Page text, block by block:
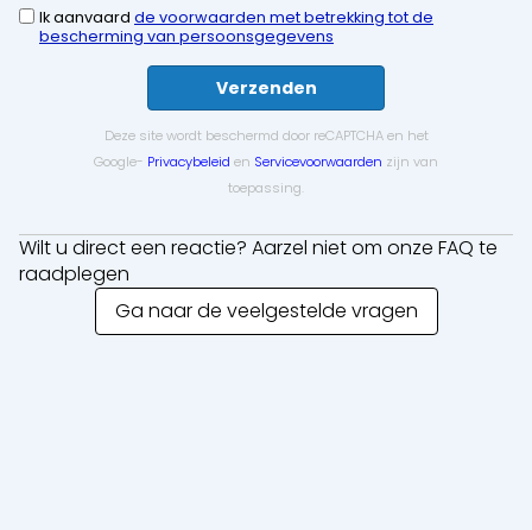
Ik aanvaard de voorwaarden met betrekking tot de
bescherming van persoonsgegevens
Verzenden
Deze site wordt beschermd door reCAPTCHA en het
Google- Privacybeleid en Servicevoorwaarden zijn van
toepassing.
Wilt u direct een reactie? Aarzel niet om onze FAQ te
raadplegen
Ga naar de veelgestelde vragen